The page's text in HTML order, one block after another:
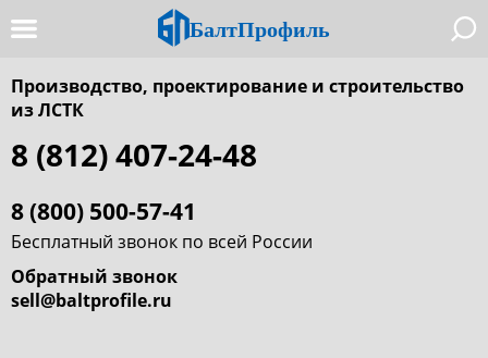
БалтПрофиль
Производство, проектирование и строительство
из ЛСТК
8 (812) 407-24-48
8 (800) 500-57-41
Бесплатный звонок по всей России
Обратный звонок
sell@baltprofile.ru